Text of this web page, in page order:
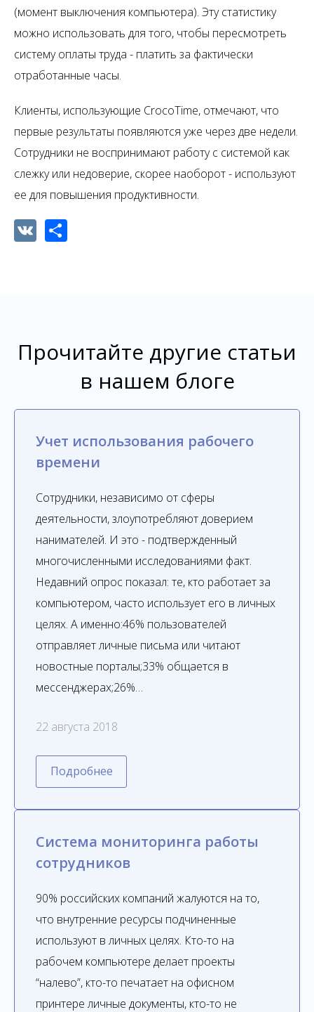
(момент выключения компьютера). Эту статистику
можно использовать для того, чтобы пересмотреть
систему оплаты труда - платить за фактически
отработанные часы.
Клиенты, использующие CrocoTime, отмечают, что
первые результаты появляются уже через две недели.
Сотрудники не воспринимают работу с системой как
слежку или недоверие, скорее наоборот - используют
ее для повышения продуктивности.
VK Share
Прочитайте другие статьи
в нашем блоге
Учет использования рабочего
времени
Сотрудники, независимо от сферы
деятельности, злоупотребляют доверием
нанимателей. И это - подтвержденный
многочисленными исследованиями факт.
Недавний опрос показал: те, кто работает за
компьютером, часто использует его в личных
целях. А именно:46% пользователей
отправляет личные письма или читают
новостные порталы;33% общается в
мессенджерах;26%…
22 августа 2018
Подробнее
Система мониторинга работы
сотрудников
90% российских компаний жалуются на то,
что внутренние ресурсы подчиненные
используют в личных целях. Кто-то на
рабочем компьютере делает проекты
“налево”, кто-то печатает на офисном
принтере личные документы, кто-то не